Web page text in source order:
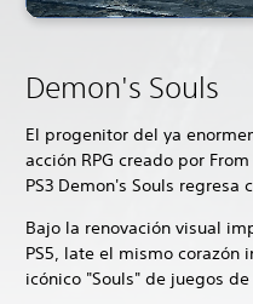
Demon's Souls
El progenitor del ya
acción RPG creado por
PS3 Demon's Souls regresa
Bajo la renovación visual
PS5, late el mismo
icónico "Souls" de juegos